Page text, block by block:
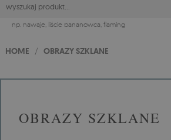
np. hawaje, liście bananowca, flaming
HOME / OBRAZY SZKLANE
OBRAZY SZKLANE